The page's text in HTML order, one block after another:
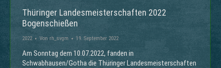
Thüringer Landesmeisterschaften 2022
Bogenschießen
2022 Von rh_svgm 19. September 2022
Am Sonntag dem 10.07.2022, fanden in
Schwabhausen/Gotha die Thüringer Landesmeisterschaften